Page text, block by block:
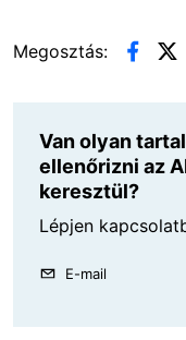
Megosztás:
Van olyan
ellenőrizni az
keresztül?
Lépjen
E-mail